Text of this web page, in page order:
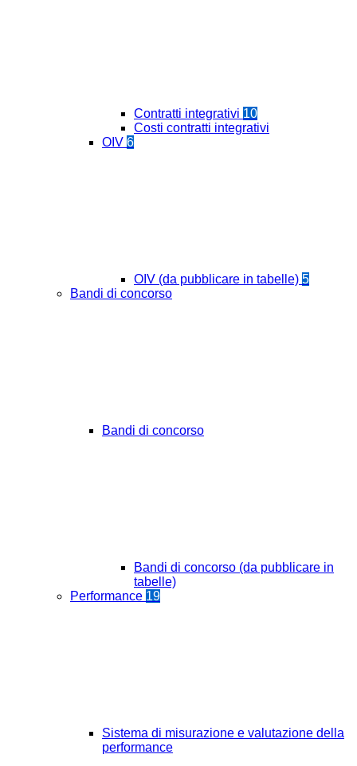
Contratti integrativi 10
Costi contratti integrativi
OIV 6
OIV (da pubblicare in tabelle) 5
Bandi di concorso
Bandi di concorso
Bandi di concorso (da pubblicare in
tabelle)
Performance 19
Sistema di misurazione e valutazione della
performance